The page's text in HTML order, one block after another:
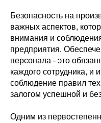
Безопасность на
важных аспектов,
внимания и
предприятия.
персонала - это
каждого сотрудника, и
соблюдение правил
залогом успешной и
Одним из